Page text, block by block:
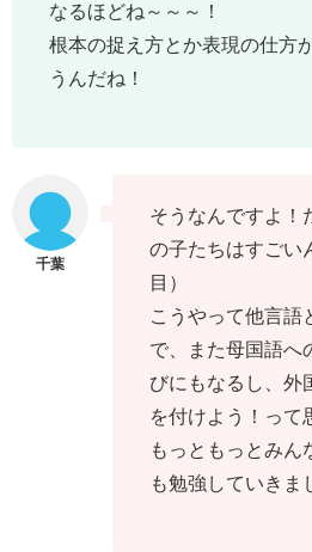
なるほどね～～～！
根本の捉え方とか表現の仕方
うんだね！
そうなんですよ！
の子たちはすごい
目）
こうやって他言語
で、また母国語へ
びにもなるし、外
を付けよう！って
もっともっとみん
も勉強していきま